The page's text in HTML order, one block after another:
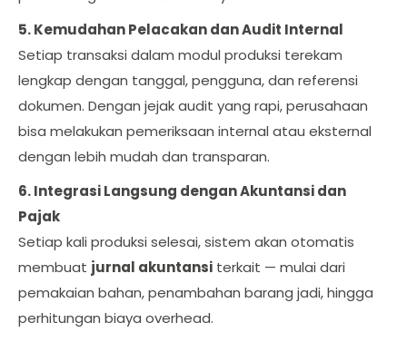
5. Kemudahan Pelacakan dan Audit Internal
Setiap transaksi dalam modul produksi terekam
lengkap dengan tanggal, pengguna, dan referensi
dokumen. Dengan jejak audit yang rapi, perusahaan
bisa melakukan pemeriksaan internal atau eksternal
dengan lebih mudah dan transparan.
6. Integrasi Langsung dengan Akuntansi dan
Pajak
Setiap kali produksi selesai, sistem akan otomatis
membuat jurnal akuntansi terkait — mulai dari
pemakaian bahan, penambahan barang jadi, hingga
perhitungan biaya overhead.